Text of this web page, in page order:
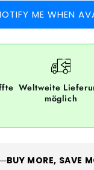
ME WHEN
Weltweite
möglich
BUY MORE, SAVE